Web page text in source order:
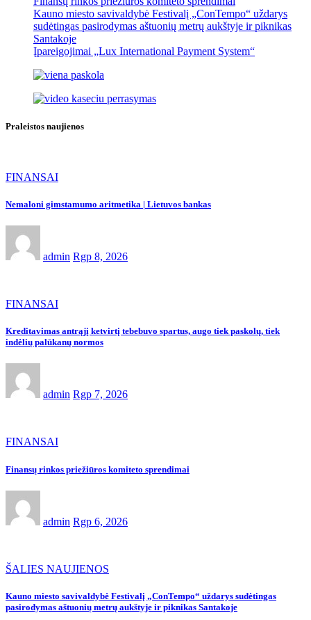
Kauno miesto savivaldybė Festivalį „ConTempo“ uždarys
sudėtingas pasirodymas aštuonių metrų aukštyje ir piknikas
Santakoje
Įpareigojimai „Lux International Payment System“
Praleistos naujienos
FINANSAI
Nemaloni gimstamumo aritmetika | Lietuvos bankas
admin Rgp 8, 2026
FINANSAI
Kreditavimas antrąjį ketvirtį tebebuvo spartus, augo tiek paskolų, tiek
indėlių palūkanų normos
admin Rgp 7, 2026
FINANSAI
Finansų rinkos priežiūros komiteto sprendimai
admin Rgp 6, 2026
ŠALIES NAUJIENOS
Kauno miesto savivaldybė Festivalį „ConTempo“ uždarys sudėtingas
pasirodymas aštuonių metrų aukštyje ir piknikas Santakoje